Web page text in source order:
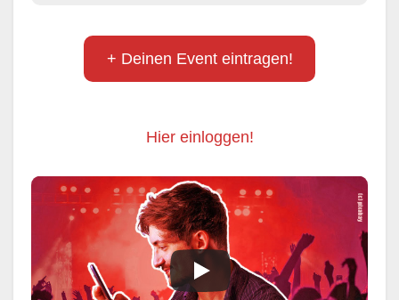
+ Deinen Event eintragen!
Hier einloggen!